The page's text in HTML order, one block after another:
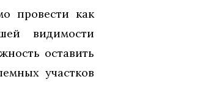
провести как
видимости
оставить
участков